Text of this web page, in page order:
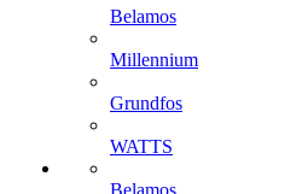
Belamos
Millennium
Grundfos
WATTS
Belamos